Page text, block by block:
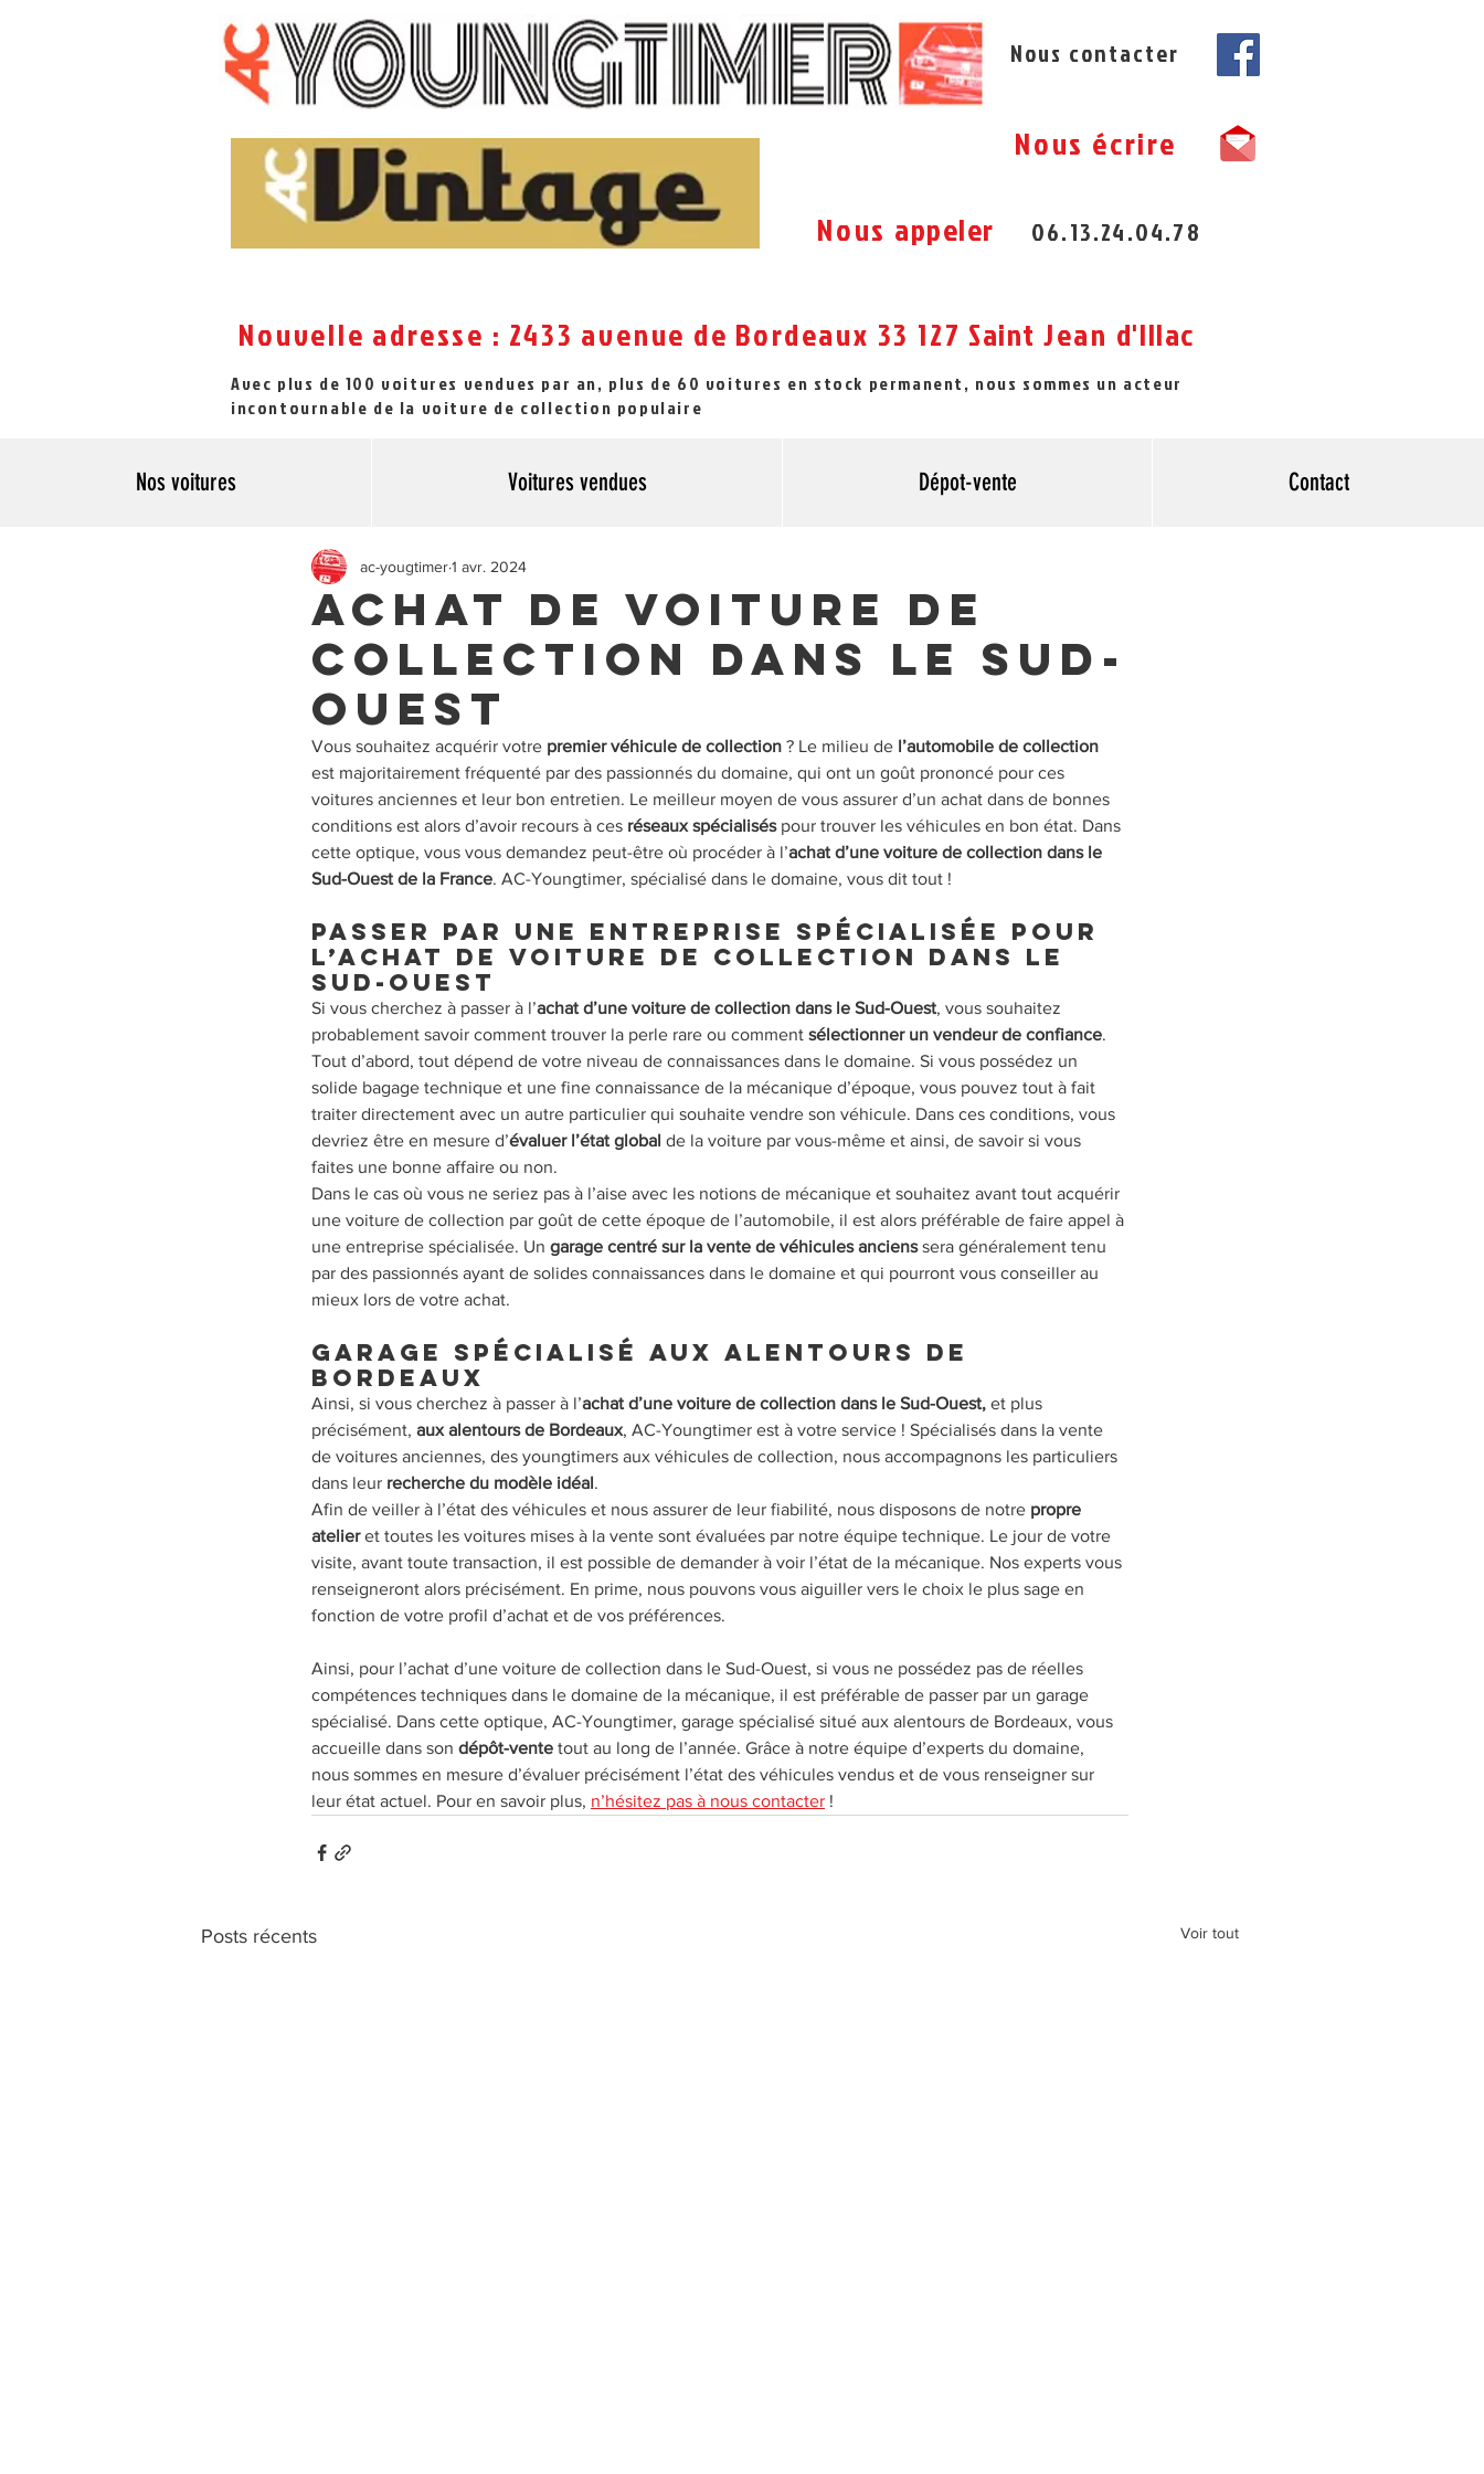
Nous contacter
Nous écrire
Nous appeler 06.13.24.04.78
Nouvelle adresse : 2433 avenue de Bordeaux 33 127 Saint Jean d'Illac
Avec plus de 100 voitures vendues par an, plus de 60 voitures en stock permanent, nous sommes un acteur
incontournable de la voiture de collection populaire
Nos voitures Voitures vendues Dépot-vente Contact
Achat de voiture de
collection dans le Sud-
Ouest
ac-yougtimer1 avr. 2024
Vous souhaitez acquérir votre premier véhicule de collection ? Le milieu de l’automobile de collection
est majoritairement fréquenté par des passionnés du domaine, qui ont un goût prononcé pour ces
voitures anciennes et leur bon entretien. Le meilleur moyen de vous assurer d’un achat dans de bonnes
conditions est alors d’avoir recours à ces réseaux spécialisés pour trouver les véhicules en bon état. Dans
cette optique, vous vous demandez peut-être où procéder à l’achat d’une voiture de collection dans le
Sud-Ouest de la France. AC-Youngtimer, spécialisé dans le domaine, vous dit tout !
Passer par une entreprise spécialisée pour
l’achat de voiture de collection dans le
Sud-Ouest
Si vous cherchez à passer à l’achat d’une voiture de collection dans le Sud-Ouest, vous souhaitez
probablement savoir comment trouver la perle rare ou comment sélectionner un vendeur de confiance.
Tout d’abord, tout dépend de votre niveau de connaissances dans le domaine. Si vous possédez un
solide bagage technique et une fine connaissance de la mécanique d’époque, vous pouvez tout à fait
traiter directement avec un autre particulier qui souhaite vendre son véhicule. Dans ces conditions, vous
devriez être en mesure d’évaluer l’état global de la voiture par vous-même et ainsi, de savoir si vous
faites une bonne affaire ou non.
Dans le cas où vous ne seriez pas à l’aise avec les notions de mécanique et souhaitez avant tout acquérir
une voiture de collection par goût de cette époque de l’automobile, il est alors préférable de faire appel à
une entreprise spécialisée. Un garage centré sur la vente de véhicules anciens sera généralement tenu
par des passionnés ayant de solides connaissances dans le domaine et qui pourront vous conseiller au
mieux lors de votre achat.
Garage spécialisé aux alentours de
Bordeaux
Ainsi, si vous cherchez à passer à l’achat d’une voiture de collection dans le Sud-Ouest, et plus
précisément, aux alentours de Bordeaux, AC-Youngtimer est à votre service ! Spécialisés dans la vente
de voitures anciennes, des youngtimers aux véhicules de collection, nous accompagnons les particuliers
dans leur recherche du modèle idéal.
Afin de veiller à l’état des véhicules et nous assurer de leur fiabilité, nous disposons de notre propre
atelier et toutes les voitures mises à la vente sont évaluées par notre équipe technique. Le jour de votre
visite, avant toute transaction, il est possible de demander à voir l’état de la mécanique. Nos experts vous
renseigneront alors précisément. En prime, nous pouvons vous aiguiller vers le choix le plus sage en
fonction de votre profil d’achat et de vos préférences.
Ainsi, pour l’achat d’une voiture de collection dans le Sud-Ouest, si vous ne possédez pas de réelles
compétences techniques dans le domaine de la mécanique, il est préférable de passer par un garage
spécialisé. Dans cette optique, AC-Youngtimer, garage spécialisé situé aux alentours de Bordeaux, vous
accueille dans son dépôt-vente tout au long de l’année. Grâce à notre équipe d’experts du domaine,
nous sommes en mesure d’évaluer précisément l’état des véhicules vendus et de vous renseigner sur
leur état actuel. Pour en savoir plus, n’hésitez pas à nous contacter !
Posts récents Voir tout